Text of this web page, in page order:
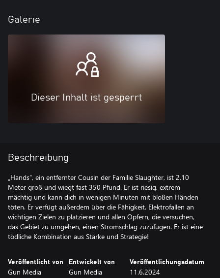
Galerie
Dieser Inhalt ist gesperrt
Beschreibung
„Hands“, ein entfernter Cousin der Familie Slaughter, ist 2,10
Meter groß und wiegt fast 350 Pfund. Er ist riesig, extrem
mächtig und kann dich in wenigen Minuten mit bloßen Händen
töten. Er verfügt außerdem über die Fähigkeit, Elektrofallen an
wichtigen Zielen zu platzieren und allen Opfern, die versuchen,
das Gebiet zu umgehen, einen Stromschlag zuzufügen. Er ist eine
tödliche Kombination aus Stärke und Strategie!
Veröffentlicht von
Gun Media
Entwickelt von
Gun Media
Veröffentlichungsdatum
11.6.2024